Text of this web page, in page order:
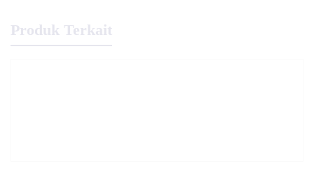
Produk Terkait